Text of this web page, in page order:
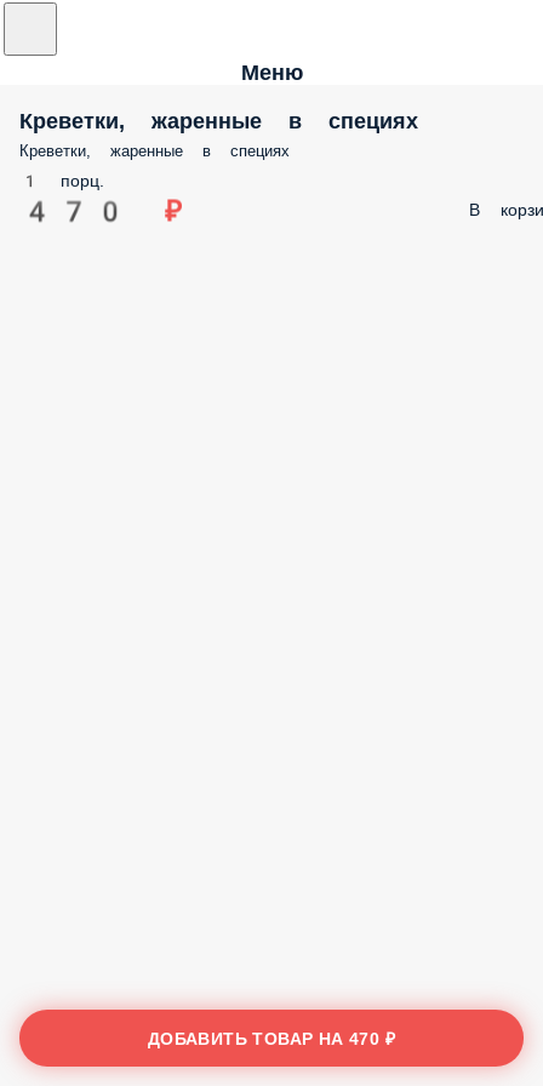
Меню
Креветки, жаренные в специях
Креветки, жаренные в специях
1 порц.
470 ₽ В
ДОБАВИТЬ ТОВАР НА470 ₽